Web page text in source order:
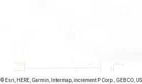
© Esri, HERE, Garmin, Intermap, increment P Corp., GEBCO,